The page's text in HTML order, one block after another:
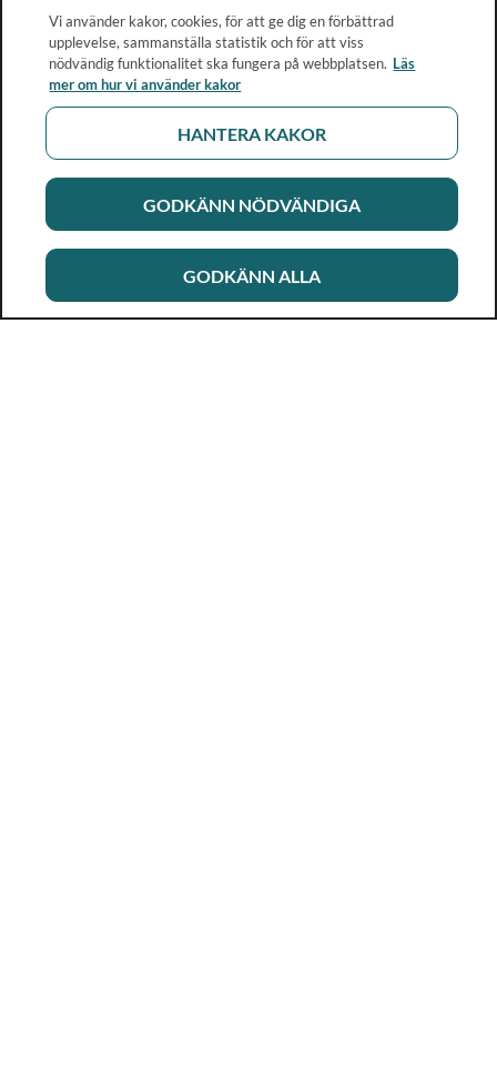
Vi använder kakor, cookies, för att ge dig en förbättrad
upplevelse, sammanställa statistik och för att viss
nödvändig funktionalitet ska fungera på webbplatsen. Läs
mer om hur vi använder kakor
HANTERA KAKOR
GODKÄNN NÖDVÄNDIGA
GODKÄNN ALLA